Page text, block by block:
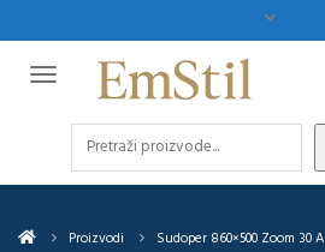
Proizvodi Sudoper 860×500 Zoom 30 A